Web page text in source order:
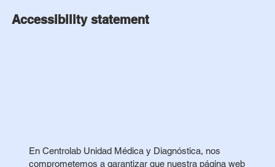
Accessibility statement
En Centrolab Unidad Médica y Diagnóstica, nos
comprometemos a garantizar que nuestra página web